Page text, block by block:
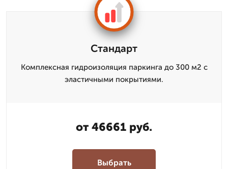
Стандарт
Комплексная гидроизоляция паркинга до 300 м2 с
эластичными покрытиями.
от 46661 руб.
Выбрать